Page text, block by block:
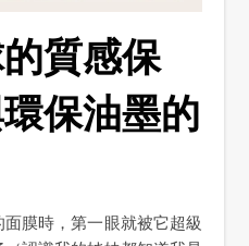
質感保
保油墨的
膜時，第一眼就被它超級